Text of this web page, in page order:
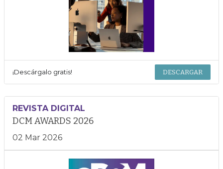
¡Descárgalo gratis! DESCARGAR
REVISTA DIGITAL
DCM AWARDS 2026
02 Mar 2026